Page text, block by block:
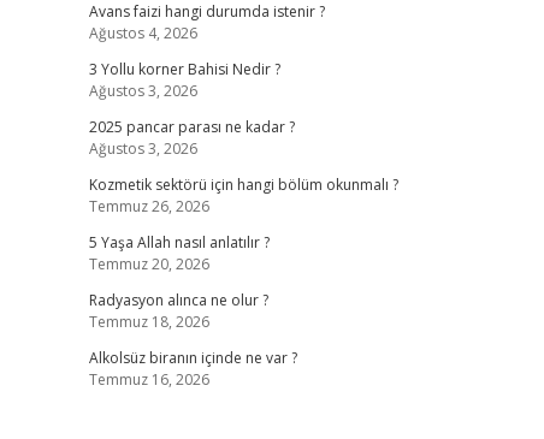
Avans faizi hangi durumda istenir ?
Ağustos 4, 2026
3 Yollu korner Bahisi Nedir ?
Ağustos 3, 2026
2025 pancar parası ne kadar ?
Ağustos 3, 2026
Kozmetik sektörü için hangi bölüm okunmalı ?
Temmuz 26, 2026
5 Yaşa Allah nasıl anlatılır ?
Temmuz 20, 2026
Radyasyon alınca ne olur ?
Temmuz 18, 2026
Alkolsüz biranın içinde ne var ?
Temmuz 16, 2026